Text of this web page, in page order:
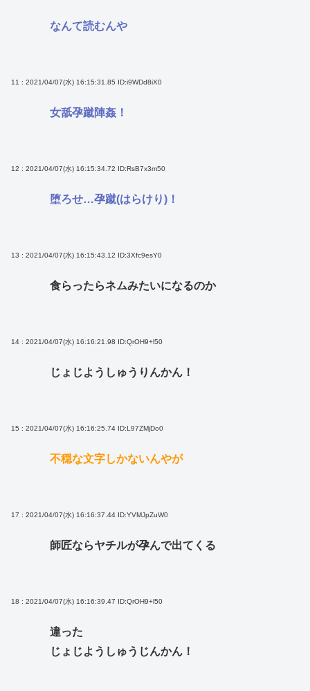
なんて読むんや
11 : 2021/04/07(水) 16:15:31.85 ID:i9WDd8iX0
女舐孕蹴陣姦！
12 : 2021/04/07(水) 16:15:34.72 ID:RsB7x3m50
堕ろせ…孕蹴(はらけり)！
13 : 2021/04/07(水) 16:15:43.12 ID:3Xfc9esY0
食らったらネムみたいになるのか
14 : 2021/04/07(水) 16:16:21.98 ID:QrOH9+l50
じょじようしゅうりんかん！
15 : 2021/04/07(水) 16:16:25.74 ID:L97ZMjDo0
不穏な文字しかないんやが
17 : 2021/04/07(水) 16:16:37.44 ID:YVMJpZuW0
師匠ならヤチルが孕んで出てくる
18 : 2021/04/07(水) 16:16:39.47 ID:QrOH9+l50
違った
じょじようしゅうじんかん！